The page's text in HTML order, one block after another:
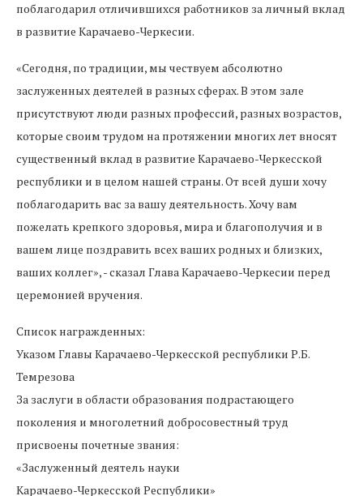
поблагодарил отличившихся работников за личный вклад
в развитие Карачаево-Черкесии.
«Сегодня, по традиции, мы чествуем абсолютно
заслуженных деятелей в разных сферах. В этом зале
присутствуют люди разных профессий, разных возрастов,
которые своим трудом на протяжении многих лет вносят
существенный вклад в развитие Карачаево-Черкесской
республики и в целом нашей страны. От всей души хочу
поблагодарить вас за вашу деятельность. Хочу вам
пожелать крепкого здоровья, мира и благополучия и в
вашем лице поздравить всех ваших родных и близких,
ваших коллег», - сказал Глава Карачаево-Черкесии перед
церемонией вручения.
Список награжденных:
Указом Главы Карачаево-Черкесской республики Р.Б.
Темрезова
За заслуги в области образования подрастающего
поколения и многолетний добросовестный труд
присвоены почетные звания:
«Заслуженный деятель науки
Карачаево-Черкесской Республики»